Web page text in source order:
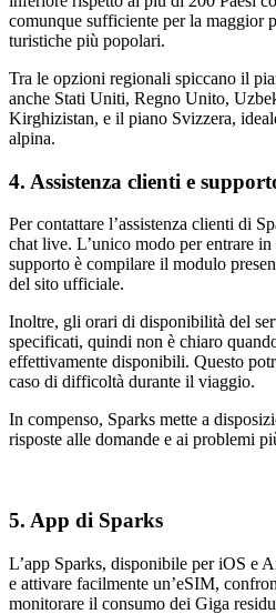
comunque sufficiente per la maggior
turistiche più popolari.
Tra le opzioni regionali spiccano il
anche Stati Uniti, Regno Unito,
Kirghizistan, e il piano Svizzera,
alpina.
4. Assistenza clienti e
Per contattare l’assistenza clienti di
chat live. L’unico modo per entrare
supporto è compilare il modulo
del sito ufficiale.
Inoltre, gli orari di disponibilità del
specificati, quindi non è chiaro
effettivamente disponibili. Questo
caso di difficoltà durante il viaggio.
In compenso, Sparks mette a
risposte alle domande e ai problemi
5. App di Sparks
L’app Sparks, disponibile per iOS e
e attivare facilmente un’eSIM,
monitorare il consumo dei Giga